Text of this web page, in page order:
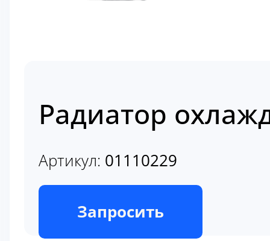
Радиатор
Артикул: 01110229
В наличии
Запросить